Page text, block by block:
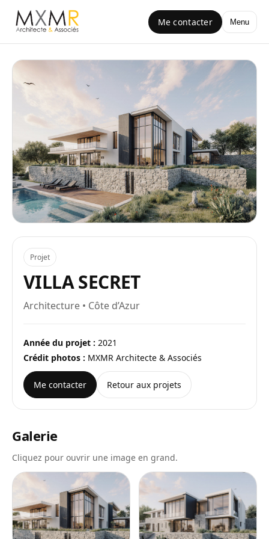
Me contacter Menu
Projet
VILLA SECRET
Architecture • Côte d’Azur
Année du projet : 2021
Crédit photos : MXMR Architecte & Associés
Me contacter Retour aux projets
Galerie
Cliquez pour ouvrir une image en grand.